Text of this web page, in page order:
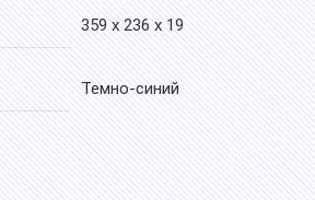
359 x 236 x 19
Темно-синий